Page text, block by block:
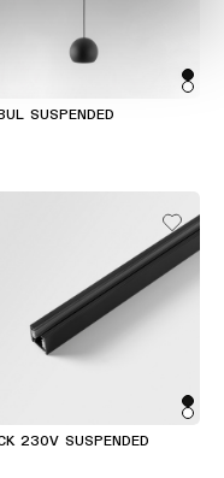
SUSPENDED
230V SUSPENDED